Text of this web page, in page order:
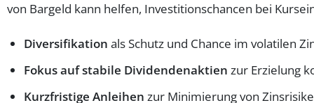
von Bargeld kann helfen, Investitionschancen bei
Diversifikation als Schutz und Chance im volatilen
Fokus auf stabile Dividendenaktien zur Erzielung
Kurzfristige Anleihen zur Minimierung von